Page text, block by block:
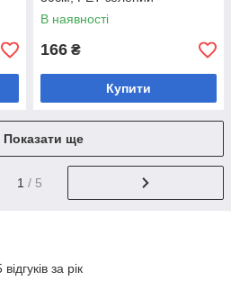
В наявності
166 ₴
Купити
Показати ще
1 / 5
за рік